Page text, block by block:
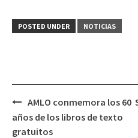
POSTED UNDER NOTICIAS
Post
navigation
AMLO conmemora los 60
años de los libros de texto
gratuitos